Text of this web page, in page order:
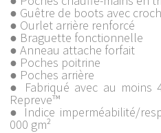
● Guêtre de boots avec
● Ourlet arrière renforcé
● Braguette fonctionnelle
● Anneau attache forfait
● Poches poitrine
● Poches arrière
● Fabriqué avec au moins
Repreve™
● Indice imperméabilité/
000 gm²